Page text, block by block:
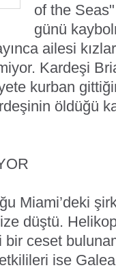
of the
günü
ailesi
Kardeşi
kurban
öldüğü
Miami’deki
düştü.
ceset
ise